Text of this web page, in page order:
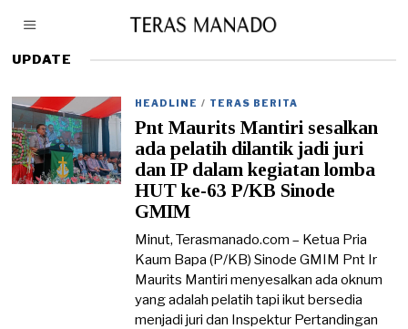
UPDATE
HEADLINE / TERAS BERITA
Pnt Maurits Mantiri sesalkan
ada pelatih dilantik jadi juri
dan IP dalam kegiatan lomba
HUT ke-63 P/KB Sinode
GMIM
Minut, Terasmanado.com – Ketua Pria
Kaum Bapa (P/KB) Sinode GMIM Pnt Ir
Maurits Mantiri menyesalkan ada oknum
yang adalah pelatih tapi ikut bersedia
menjadi juri dan Inspektur Pertandingan